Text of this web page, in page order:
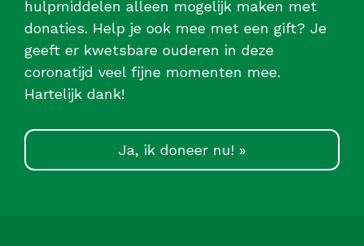
hulpmiddelen alleen mogelijk maken met
donaties. Help je ook mee met een gift? Je
geeft er kwetsbare ouderen in deze
coronatijd veel fijne momenten mee.
Hartelijk dank!
Ja, ik doneer nu! »